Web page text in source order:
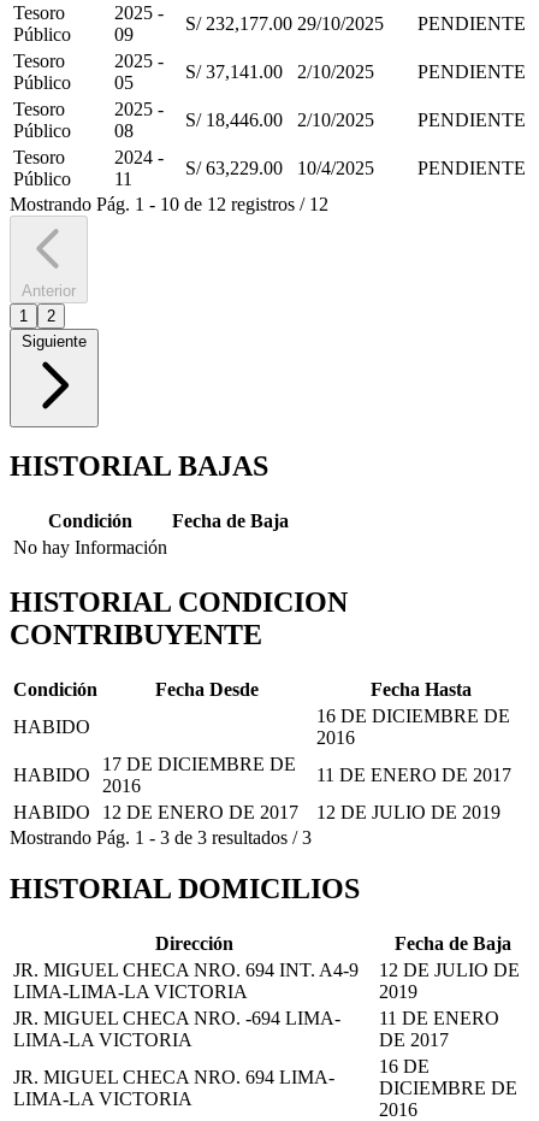
Tesoro
Público
2025 -
09
S/ 232,177.00 29/10/2025
PENDIENTE
Tesoro
Público
2025 -
05
S/ 37,141.00 2/10/2025
PENDIENTE
Tesoro
Público
2025 -
08
S/ 18,446.00 2/10/2025
PENDIENTE
Tesoro
Público
2024 -
11
S/ 63,229.00 10/4/2025
PENDIENTE
Mostrando Pág. 1 - 10 de 12 registros / 12
Anterior
1
2
Siguiente
HISTORIAL BAJAS
Condición
Fecha de Baja
No hay Información
HISTORIAL CONDICION
CONTRIBUYENTE
Condición Fecha Desde
Fecha Hasta
HABIDO
16 DE DICIEMBRE DE
2016
HABIDO
17 DE DICIEMBRE DE
2016
11 DE ENERO DE 2017
HABIDO
12 DE ENERO DE 2017
12 DE JULIO DE 2019
Mostrando Pág. 1 - 3 de 3 resultados /3
HISTORIAL DOMICILIOS
Dirección
Fecha de Baja
JR. MIGUEL CHECA NRO. 694 INT. A4-9
LIMA-LIMA-LA VICTORIA
12 DE JULIO DE
2019
JR. MIGUEL CHECA NRO. -694 LIMA-
LIMA-LA VICTORIA
11 DE ENERO
DE 2017
JR. MIGUEL CHECA NRO. 694 LIMA-
LIMA-LA VICTORIA
16 DE
DICIEMBRE DE
2016